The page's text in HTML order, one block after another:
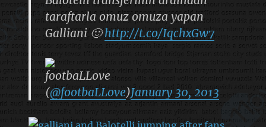
taraftarla omuz omuza yapan
Galliani 🙂http://t.co/IqchxGw7
footbaLLove
(@footbaLLove)January 30, 2013